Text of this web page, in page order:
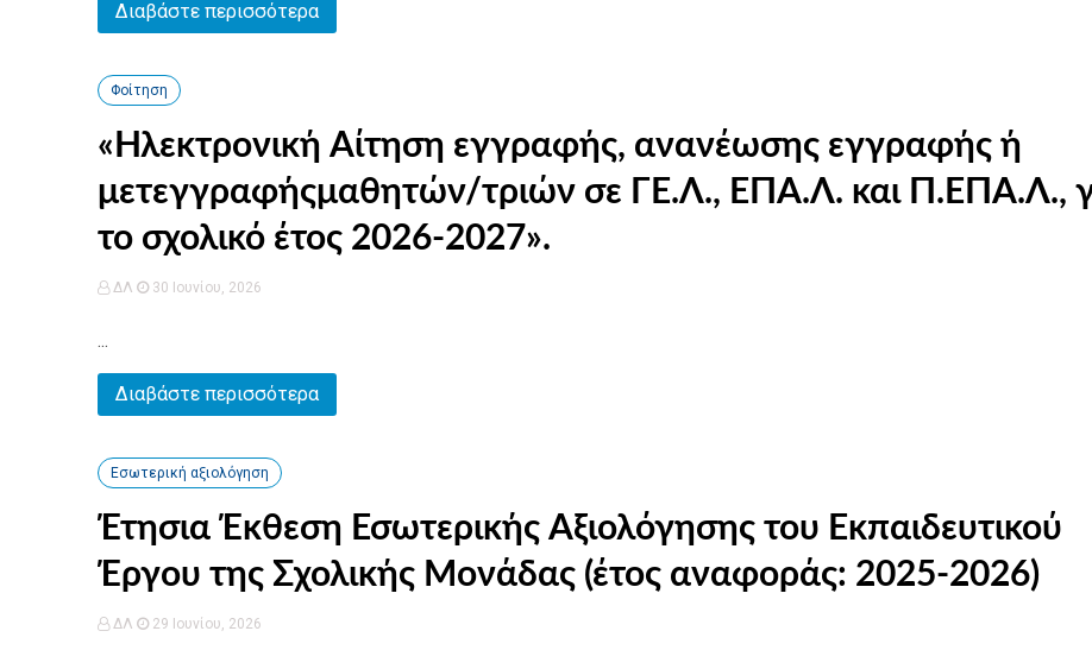
Διαβάστε περισσότερα
Φοίτηση
«Ηλεκτρονική Αίτηση εγγραφής, ανανέωσης εγγραφής ή
μετεγγραφήςμαθητών/τριών σε ΓΕ.Λ., ΕΠΑ.Λ. και Π.ΕΠΑ.Λ.,
το σχολικό έτος 2026-2027».
ΔΛ 30 Ιουνίου, 2026
...
Διαβάστε περισσότερα
Εσωτερική αξιολόγηση
Έτησια Έκθεση Εσωτερικής Αξιολόγησης του Εκπαιδευτικού
Έργου της Σχολικής Μονάδας (έτος αναφοράς: 2025-2026)
ΔΛ 29 Ιουνίου, 2026